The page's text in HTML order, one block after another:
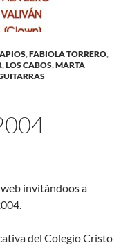
,FABIOLA TORRERO,
,LOS CABOS,MARTA
invitándoos a
del Colegio Cristo